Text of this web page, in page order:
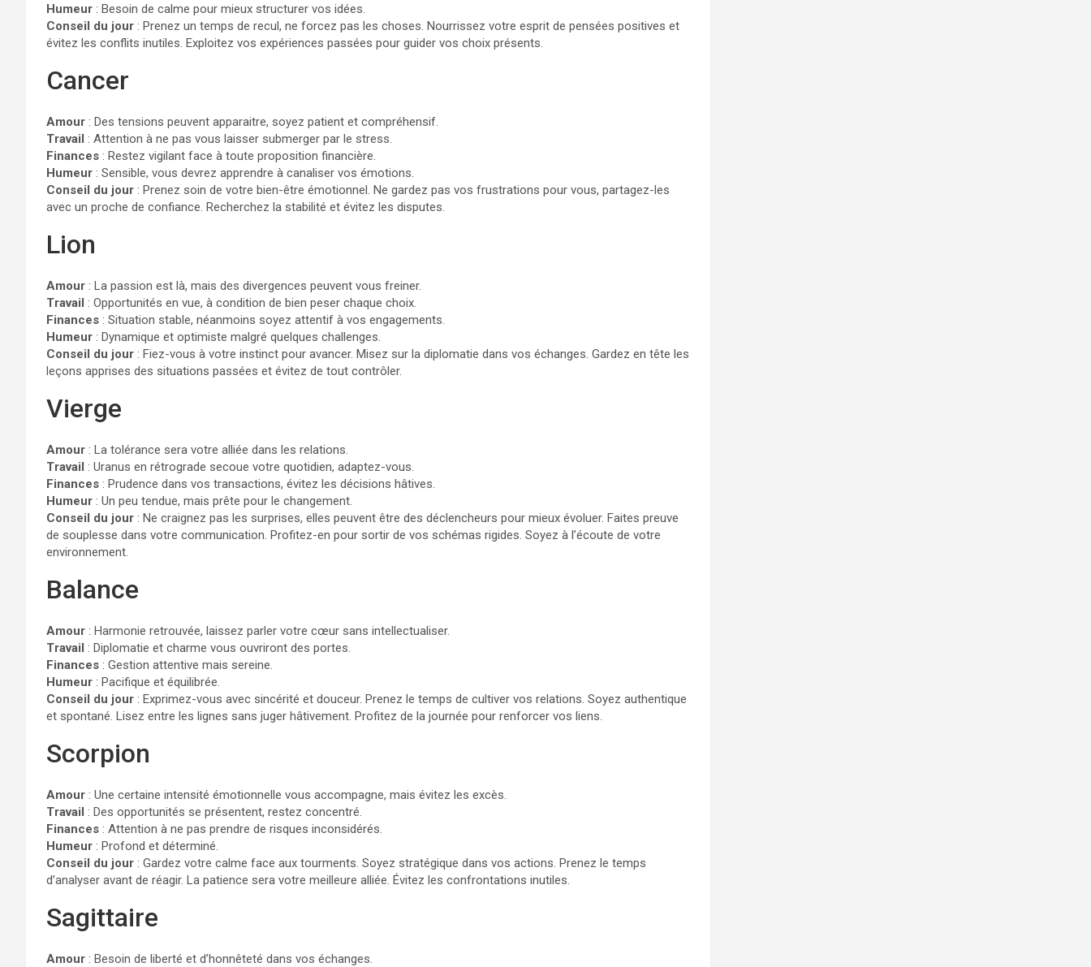
Humeur : Besoin de calme pour mieux structurer vos idées.
Conseil du jour : Prenez un temps de recul, ne forcez pas les choses. Nourrissez votre esprit de pensées positives et
évitez les conflits inutiles. Exploitez vos expériences passées pour guider vos choix présents.
Cancer
Amour : Des tensions peuvent apparaitre, soyez patient et compréhensif.
Travail : Attention à ne pas vous laisser submerger par le stress.
Finances : Restez vigilant face à toute proposition financière.
Humeur : Sensible, vous devrez apprendre à canaliser vos émotions.
Conseil du jour : Prenez soin de votre bien-être émotionnel. Ne gardez pas vos frustrations pour vous, partagez-les
avec un proche de confiance. Recherchez la stabilité et évitez les disputes.
Lion
Amour : La passion est là, mais des divergences peuvent vous freiner.
Travail : Opportunités en vue, à condition de bien peser chaque choix.
Finances : Situation stable, néanmoins soyez attentif à vos engagements.
Humeur : Dynamique et optimiste malgré quelques challenges.
Conseil du jour : Fiez-vous à votre instinct pour avancer. Misez sur la diplomatie dans vos échanges. Gardez en tête les
leçons apprises des situations passées et évitez de tout contrôler.
Vierge
Amour : La tolérance sera votre alliée dans les relations.
Travail : Uranus en rétrograde secoue votre quotidien, adaptez-vous.
Finances : Prudence dans vos transactions, évitez les décisions hâtives.
Humeur : Un peu tendue, mais prête pour le changement.
Conseil du jour : Ne craignez pas les surprises, elles peuvent être des déclencheurs pour mieux évoluer. Faites preuve
de souplesse dans votre communication. Profitez-en pour sortir de vos schémas rigides. Soyez à l’écoute de votre
environnement.
Balance
Amour : Harmonie retrouvée, laissez parler votre cœur sans intellectualiser.
Travail : Diplomatie et charme vous ouvriront des portes.
Finances : Gestion attentive mais sereine.
Humeur : Pacifique et équilibrée.
Conseil du jour : Exprimez-vous avec sincérité et douceur. Prenez le temps de cultiver vos relations. Soyez authentique
et spontané. Lisez entre les lignes sans juger hâtivement. Profitez de la journée pour renforcer vos liens.
Scorpion
Amour : Une certaine intensité émotionnelle vous accompagne, mais évitez les excès.
Travail : Des opportunités se présentent, restez concentré.
Finances : Attention à ne pas prendre de risques inconsidérés.
Humeur : Profond et déterminé.
Conseil du jour : Gardez votre calme face aux tourments. Soyez stratégique dans vos actions. Prenez le temps
d’analyser avant de réagir. La patience sera votre meilleure alliée. Évitez les confrontations inutiles.
Sagittaire
Amour : Besoin de liberté et d’honnêteté dans vos échanges.